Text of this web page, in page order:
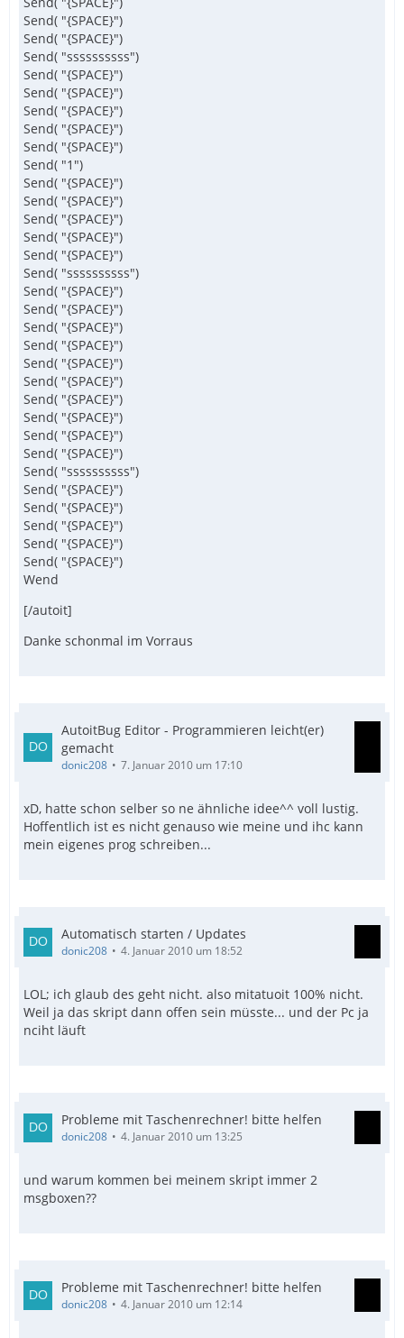
Send( "{SPACE}")
Send( "{SPACE}")
Send( "ssssssssss")
Send( "{SPACE}")
Send( "{SPACE}")
Send( "{SPACE}")
Send( "{SPACE}")
Send( "{SPACE}")
Send( "1")
Send( "{SPACE}")
Send( "{SPACE}")
Send( "{SPACE}")
Send( "{SPACE}")
Send( "{SPACE}")
Send( "ssssssssss")
Send( "{SPACE}")
Send( "{SPACE}")
Send( "{SPACE}")
Send( "{SPACE}")
Send( "{SPACE}")
Send( "{SPACE}")
Send( "{SPACE}")
Send( "{SPACE}")
Send( "{SPACE}")
Send( "{SPACE}")
Send( "ssssssssss")
Send( "{SPACE}")
Send( "{SPACE}")
Send( "{SPACE}")
Send( "{SPACE}")
Send( "{SPACE}")
Wend
[/autoit]
Danke schonmal im Vorraus
AutoitBug Editor - Programmieren leicht(er)
gemacht
donic208 7. Januar 2010 um 17:10
xD, hatte schon selber so ne ähnliche idee^^ voll lustig.
Hoffentlich ist es nicht genauso wie meine und ihc kann
mein eigenes prog schreiben...
Automatisch starten / Updates
donic208 4. Januar 2010 um 18:52
LOL; ich glaub des geht nicht. also mitatuoit 100% nicht.
Weil ja das skript dann offen sein müsste... und der Pc ja
nciht läuft
Probleme mit Taschenrechner! bitte helfen
donic208 4. Januar 2010 um 13:25
und warum kommen bei meinem skript immer 2
msgboxen??
Probleme mit Taschenrechner! bitte helfen
donic208 4. Januar 2010 um 12:14